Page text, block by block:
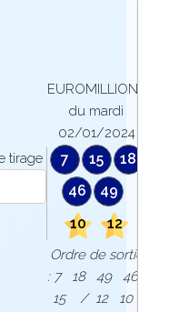
tirage
EUROMILLIONS
du mardi
02/01/2024
7 15
18
46
49
10
12
Ordre de sortie
: 7 18 49 46
15 / 12 10